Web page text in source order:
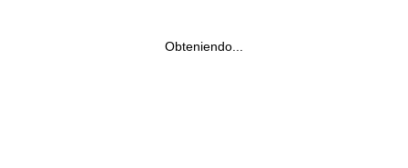
Obteniendo...